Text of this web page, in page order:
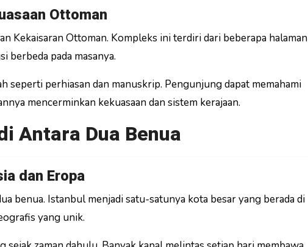
Ottoman
Kekaisaran Ottoman. Kompleks ini terdiri dari beberapa halaman
berbeda pada masanya.
seperti perhiasan dan manuskrip. Pengunjung dapat memahami
mencerminkan kekuasaan dan sistem kerajaan.
Antara Dua Benua
dan Eropa
benua. Istanbul menjadi satu-satunya kota besar yang berada di
yang unik.